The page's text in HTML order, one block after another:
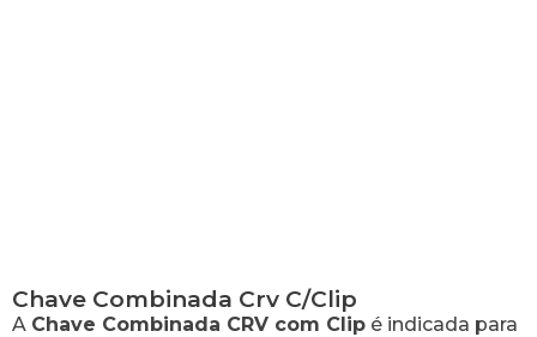
Chave Combinada Crv C/Clip
A Chave Combinada CRV com Clip é indicada para